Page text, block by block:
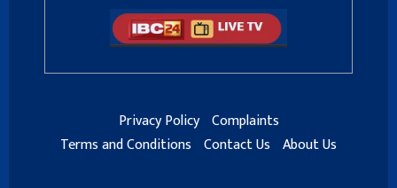
Privacy Policy Complaints
Terms and Conditions Contact Us About Us